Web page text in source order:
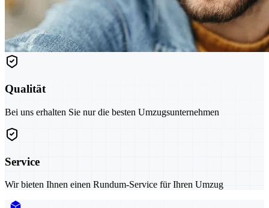
Qualität
Bei uns erhalten Sie nur die besten Umzugsunternehmen
Service
Wir bieten Ihnen einen Rundum-Service für Ihren Umzug